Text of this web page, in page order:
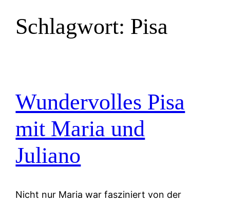
Schlagwort: Pisa
Wundervolles Pisa
mit Maria und
Juliano
Nicht nur Maria war fasziniert von der